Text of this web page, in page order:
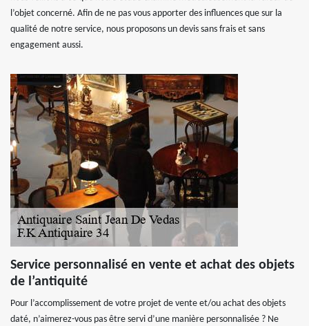
l’objet concerné. Afin de ne pas vous apporter des influences que sur la
qualité de notre service, nous proposons un devis sans frais et sans
engagement aussi.
Service personnalisé en vente et achat des objets
de l’antiquité
Pour l’accomplissement de votre projet de vente et/ou achat des objets
daté, n’aimerez-vous pas être servi d’une manière personnalisée ? Ne